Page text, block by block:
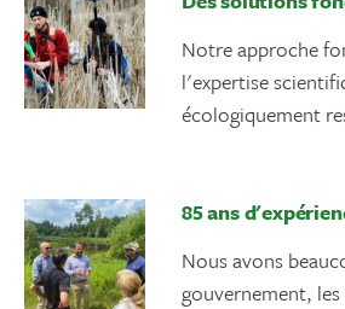
Notre approche
l'expertise
écologiquement
85 ans
Nous avons
gouvernement,